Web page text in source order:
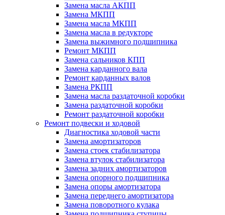
Замена масла АКПП
Замена МКПП
Замена масла МКПП
Замена масла в редукторе
Замена выжимного подшипника
Ремонт МКПП
Замена сальников КПП
Замена карданного вала
Ремонт карданных валов
Замена РКПП
Замена масла раздаточной коробки
Замена раздаточной коробки
Ремонт раздаточной коробки
Ремонт подвески и ходовой
Диагностика ходовой части
Замена амортизаторов
Замена стоек стабилизатора
Замена втулок стабилизатора
Замена задних амортизаторов
Замена опорного подшипника
Замена опоры амортизатора
Замена переднего амортизатора
Замена поворотного кулака